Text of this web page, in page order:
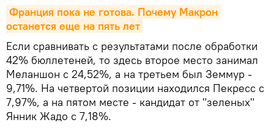
Франция пока не готова. Почему Макрон
останется еще на пять лет
Если сравнивать с результатами после обработки
42% бюллетеней, то здесь второе место занимал
Меланшон с 24,52%, а на третьем был Земмур -
9,71%. На четвертой позиции находился Пекресс с
7,97%, а на пятом месте - кандидат от "зеленых"
Янник Жадо с 7,18%.